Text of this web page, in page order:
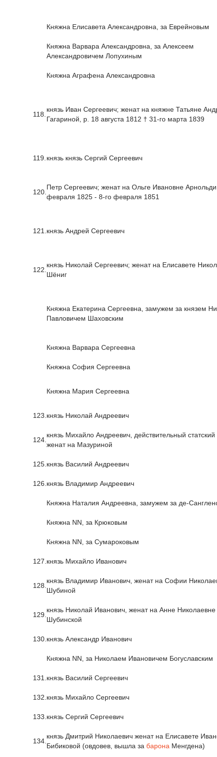
Княжна Елисавета Александровна, за Еврейновым
Княжна Варвара Александровна, за Алексеем
Александровичем Лопухиным
Княжна Аграфена Александровна
118.
князь Иван Сергеевич; женат на княжне Татьяне
Гагариной, р. 18 августа 1812 † 31-го марта 1839
119. князь князь Сергий Сергеевич
120.
Петр Сергеевич; женат на Ольге Ивановне
февраля 1825 - 8-го февраля 1851
121. князь Андрей Сергеевич
122.
князь Николай Сергеевич; женат на Елисавете
Шёниг
Княжна Екатерина Сергеевна, замужем за князем
Павловичем Шаховским
Княжна Варвара Сергеевна
Княжна София Сергеевна
Княжна Мария Сергеевна
123. князь Николай Андреевич
124.
князь Михайло Андреевич, действительный статский
женат на Мазуриной
125. князь Василий Андреевич
126. князь Владимир Андреевич
Княжна Наталия Андреевна, замужем за де-
Княжна NN, за Крюковым
Княжна NN, за Сумароковым
127. князь Михайло Иванович
128.
князь Владимир Иванович, женат на Софии
Шубиной
129.
князь Николай Иванович, женат на Анне Николаевне
Шубинской
130. князь Александр Иванович
Княжна NN, за Николаем Ивановичем Богуславским
131. князь Василий Сергеевич
132. князь Михайло Сергеевич
133. князь Сергий Сергеевич
134.
князь Дмитрий Николаевич женат на Елисавете
Бибиковой (овдовев, вышла за барона Менгдена)